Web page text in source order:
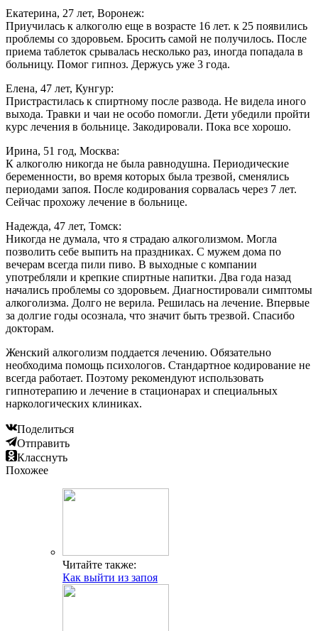
Екатерина, 27 лет, Воронеж:
Приучилась к алкоголю еще в возрасте 16 лет. к 25 появились
проблемы со здоровьем. Бросить самой не получилось. После
приема таблеток срывалась несколько раз, иногда попадала в
больницу. Помог гипноз. Держусь уже 3 года.
Елена, 47 лет, Кунгур:
Пристрастилась к спиртному после развода. Не видела иного
выхода. Травки и чаи не особо помогли. Дети убедили пройти
курс лечения в больнице. Закодировали. Пока все хорошо.
Ирина, 51 год, Москва:
К алкоголю никогда не была равнодушна. Периодические
беременности, во время которых была трезвой, сменялись
периодами запоя. После кодирования сорвалась через 7 лет.
Сейчас прохожу лечение в больнице.
Надежда, 47 лет, Томск:
Никогда не думала, что я страдаю алкоголизмом. Могла
позволить себе выпить на праздниках. С мужем дома по
вечерам всегда пили пиво. В выходные с компании
употребляли и крепкие спиртные напитки. Два года назад
начались проблемы со здоровьем. Диагностировали симптомы
алкоголизма. Долго не верила. Решилась на лечение. Впервые
за долгие годы осознала, что значит быть трезвой. Спасибо
докторам.
Женский алкоголизм поддается лечению. Обязательно
необходима помощь психологов. Стандартное кодирование не
всегда работает. Поэтому рекомендуют использовать
гипнотерапию и лечение в стационарах и специальных
наркологических клиниках.
Поделиться
Отправить
Класснуть
Похожее
Читайте также:
Как выйти из запоя